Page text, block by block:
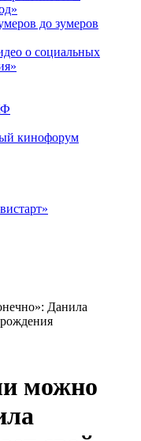
до зумеров
о социальных
кинофорум
Данила
можно